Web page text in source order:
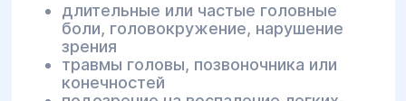
длительные или частые головные
боли, головокружение, нарушение
зрения
травмы головы, позвоночника или
конечностей